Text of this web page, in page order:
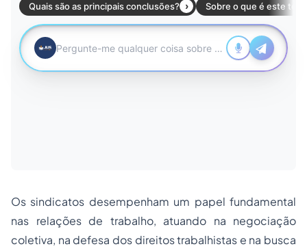
Os sindicatos desempenham um papel fundamental
nas relações de trabalho, atuando na negociação
coletiva, na defesa dos direitos trabalhistas e na busca